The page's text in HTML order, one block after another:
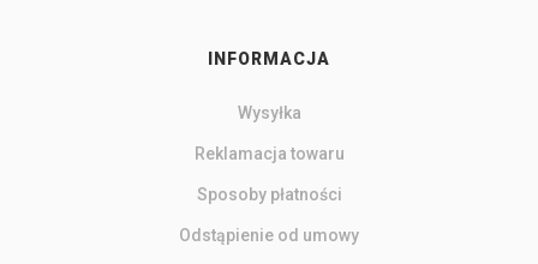
INFORMACJA
Wysyłka
Reklamacja towaru
Sposoby płatności
Odstąpienie od umowy